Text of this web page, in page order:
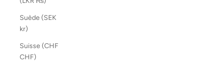
Suède (SEK
kr)
Suisse (CHF
CHF)